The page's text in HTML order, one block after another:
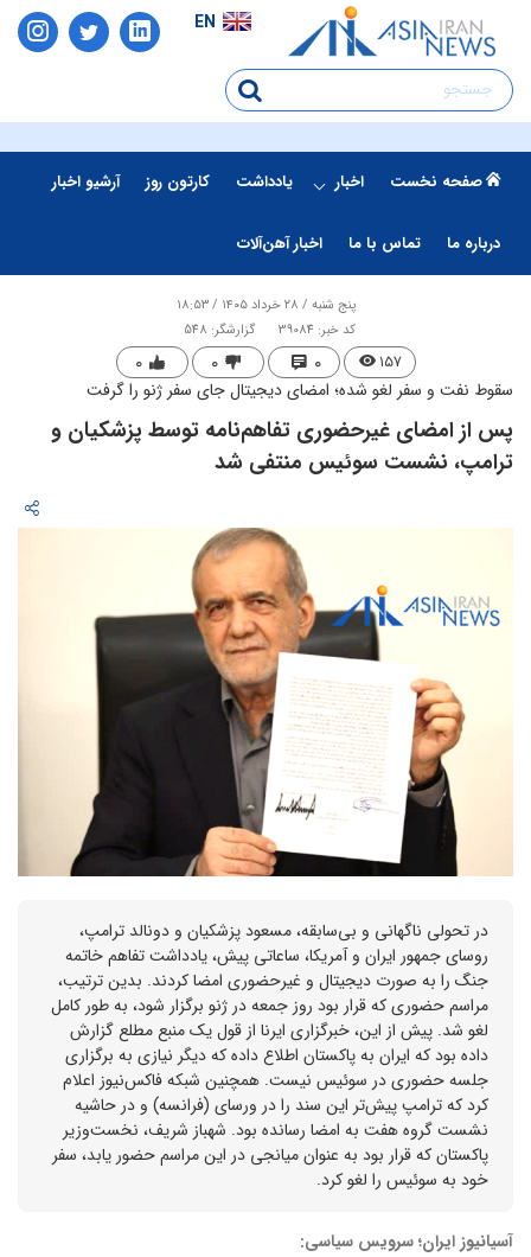
EN
صفحه نخست اخبار یادداشت کارتون روز آرشیو اخبار
درباره ما تماس با ما اخبار آهن‌آلات
پنج شنبه / ۲۸ خرداد ۱۴۰۵ / ۱۸:۵۳
کد خبر: 39084
گزارشگر: 548
۱۵۷ ۰ ۰ ۰
سقوط نفت و سفر لغو شده؛ امضای دیجیتال جای سفر ژنو را گرفت
پس از امضای غیرحضوری تفاهم‌نامه توسط پزشکیان و
ترامپ، نشست سوئیس منتفی شد
در تحولی ناگهانی و بی‌سابقه، مسعود پزشکیان و دونالد ترامپ،
روسای جمهور ایران و آمریکا، ساعاتی پیش، یادداشت تفاهم خاتمه
جنگ را به صورت دیجیتال و غیرحضوری امضا کردند. بدین ترتیب،
مراسم حضوری که قرار بود روز جمعه در ژنو برگزار شود، به طور کامل
لغو شد. پیش از این، خبرگزاری ایرنا از قول یک منبع مطلع گزارش
داده بود که ایران به پاکستان اطلاع داده که دیگر نیازی به برگزاری
جلسه حضوری در سوئیس نیست. همچنین شبکه فاکس‌نیوز اعلام
کرد که ترامپ پیش‌تر این سند را در ورسای (فرانسه) و در حاشیه
نشست گروه هفت به امضا رسانده بود. شهباز شریف، نخست‌وزیر
پاکستان که قرار بود به عنوان میانجی در این مراسم حضور یابد، سفر
خود به سوئیس را لغو کرد.
آسیانیوز ایران؛ سرویس سیاسی: